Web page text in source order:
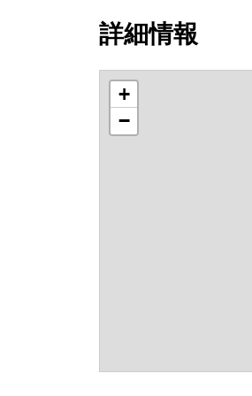
詳細情報
+
−